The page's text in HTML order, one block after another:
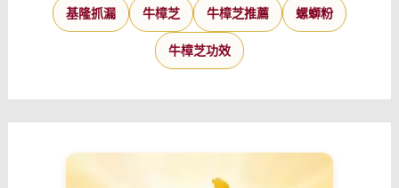
基隆抓漏 牛樟芝 牛樟芝推薦 螺螄粉
牛樟芝功效